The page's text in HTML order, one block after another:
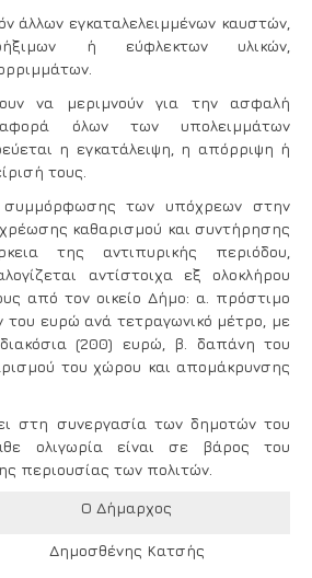
άλλων εγκαταλελειμμένων καυστών,
ή εύφλεκτων υλικών,
να μεριμνούν για την ασφαλή
όλων των υπολειμμάτων
η εγκατάλειψη, η απόρριψη ή
τους.
των υπόχρεων στην
καθαρισμού και συντήρησης
της αντιπυρικής περιόδου,
αντίστοιχα εξ ολοκλήρου
από τον οικείο Δήμο: α. πρόστιμο
ευρώ ανά τετραγωνικό μέτρο, με
(200) ευρώ, β. δαπάνη του
του χώρου και απομάκρυνσης
στη συνεργασία των δημοτών του
ολιγωρία είναι σε βάρος του
περιουσίας των πολιτών.
Ο Δήμαρχος
Δημοσθένης Κατσής